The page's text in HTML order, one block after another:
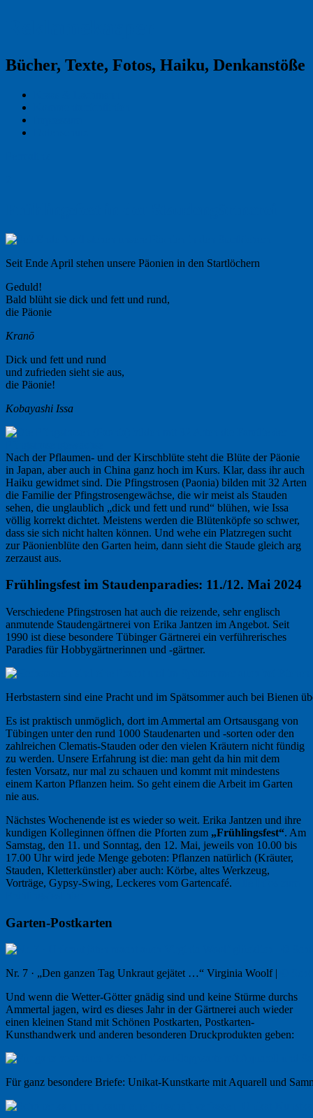
Bücher, Texte, Fotos, Haiku, Denkanstöße
Seit Ende April stehen unsere Päonien in den Startlöchern
Geduld!
Bald blüht sie dick und fett und rund,
die Päonie
Kranō
Dick und fett und rund
und zufrieden sieht sie aus,
die Päonie!
Kobayashi Issa
Nach der Pflaumen- und der Kirschblüte steht die Blüte der Päonie
in Japan, aber auch in China ganz hoch im Kurs. Klar, dass ihr auch
Haiku gewidmet sind. Die Pfingstrosen (Paonia) bilden mit 32 Arten
die Familie der Pfingstrosengewächse, die wir meist als Stauden
sehen, die unglaublich „dick und fett und rund“ blühen, wie Issa
völlig korrekt dichtet. Meistens werden die Blütenköpfe so schwer,
dass sie sich nicht halten können. Und wehe ein Platzregen sucht
zur Päonienblüte den Garten heim, dann sieht die Staude gleich arg
zerzaust aus.
Frühlingsfest im Staudenparadies: 11./12. Mai 2024
Verschiedene Pfingstrosen hat auch die reizende, sehr englisch
anmutende Staudengärtnerei von Erika Jantzen im Angebot. Seit
1990 ist diese besondere Tübinger Gärtnerei ein verführerisches
Paradies für Hobbygärtnerinnen und -gärtner.
Herbstastern sind eine Pracht und im Spätsommer auch bei Bienen
Es ist praktisch unmöglich, dort im Ammertal am Ortsausgang von
Tübingen unter den rund 1000 Staudenarten und -sorten oder den
zahlreichen Clematis-Stauden oder den vielen Kräutern nicht fündig
zu werden. Unsere Erfahrung ist die: man geht da hin mit dem
festen Vorsatz, nur mal zu schauen und kommt mit mindestens
einem Karton Pflanzen heim. So geht einem die Arbeit im Garten
nie aus.
Nächstes Wochenende ist es wieder so weit. Erika Jantzen und ihre
kundigen Kolleginnen öffnen die Pforten zum „Frühlingsfest“. Am
Samstag, den 11. und Sonntag, den 12. Mai, jeweils von 10.00 bis
17.00 Uhr wird jede Menge geboten: Pflanzen natürlich (Kräuter,
Stauden, Kletterkünstler) aber auch: Körbe, altes Werkzeug,
Vorträge, Gypsy-Swing, Leckeres vom Gartencafé.
Garten-Postkarten
Nr. 7 · „Den ganzen Tag Unkraut gejätet …“ Virginia Woolf |
Und wenn die Wetter-Götter gnädig sind und keine Stürme durchs
Ammertal jagen, wird es dieses Jahr in der Gärtnerei auch wieder
einen kleinen Stand mit Schönen Postkarten, Postkarten-
Kunsthandwerk und anderen besonderen Druckprodukten geben:
Für ganz besondere Briefe: Unikat-Kunstkarte mit Aquarell und